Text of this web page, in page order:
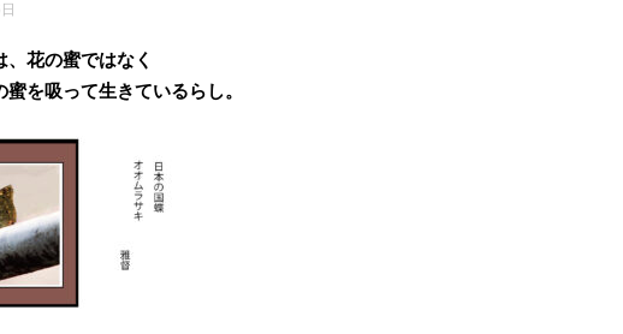
、花の蜜ではなく
を吸って生きているらし。